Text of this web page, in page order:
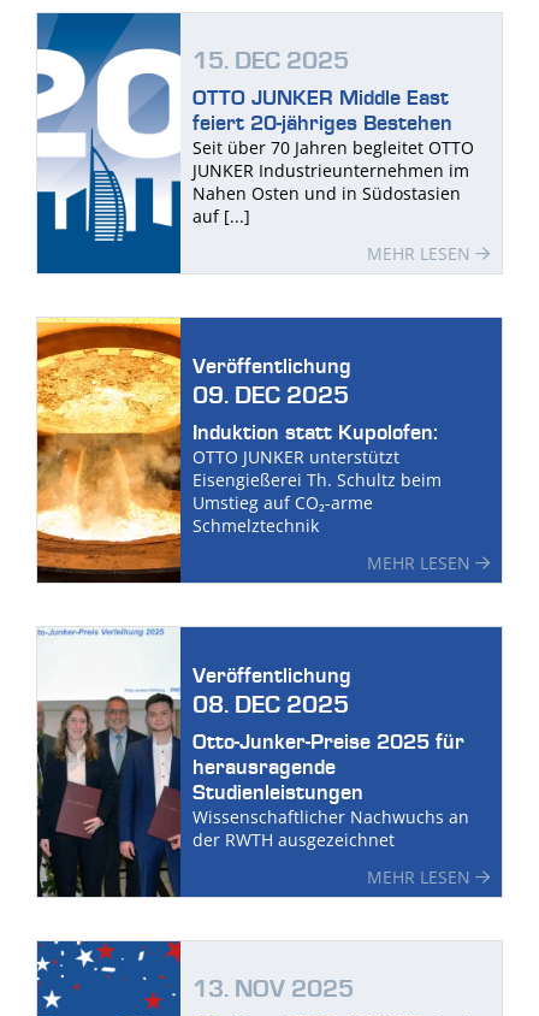
15. DEC 2025
OTTO JUNKER Middle East
feiert 20-jähriges Bestehen
Seit über 70 Jahren begleitet OTTO
JUNKER Industrieunternehmen im
Nahen Osten und in Südostasien
auf [...]
MEHR LESEN
Veröffentlichung
09. DEC 2025
Induktion statt Kupolofen:
OTTO JUNKER unterstützt
Eisengießerei Th. Schultz beim
Umstieg auf CO₂-arme
Schmelztechnik
MEHR LESEN
Veröffentlichung
08. DEC 2025
Otto-Junker-Preise 2025 für
herausragende
Studienleistungen
Wissenschaftlicher Nachwuchs an
der RWTH ausgezeichnet
MEHR LESEN
13. NOV 2025